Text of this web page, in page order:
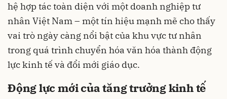
hệ hợp tác toàn diện với một doanh nghiệp tư
nhân Việt Nam – một tín hiệu mạnh mẽ cho thấy
vai trò ngày càng nổi bật của khu vực tư nhân
trong quá trình chuyển hóa văn hóa thành động
lực kinh tế và đổi mới giáo dục.
Động lực mới của tăng trưởng kinh tế